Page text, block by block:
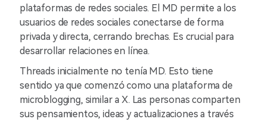
plataformas de redes sociales. El MD permite a los
usuarios de redes sociales conectarse de forma
privada y directa, cerrando brechas. Es crucial para
desarrollar relaciones en línea.
Threads inicialmente no tenía MD. Esto tiene
sentido ya que comenzó como una plataforma de
microblogging, similar a X. Las personas comparten
sus pensamientos, ideas y actualizaciones a través